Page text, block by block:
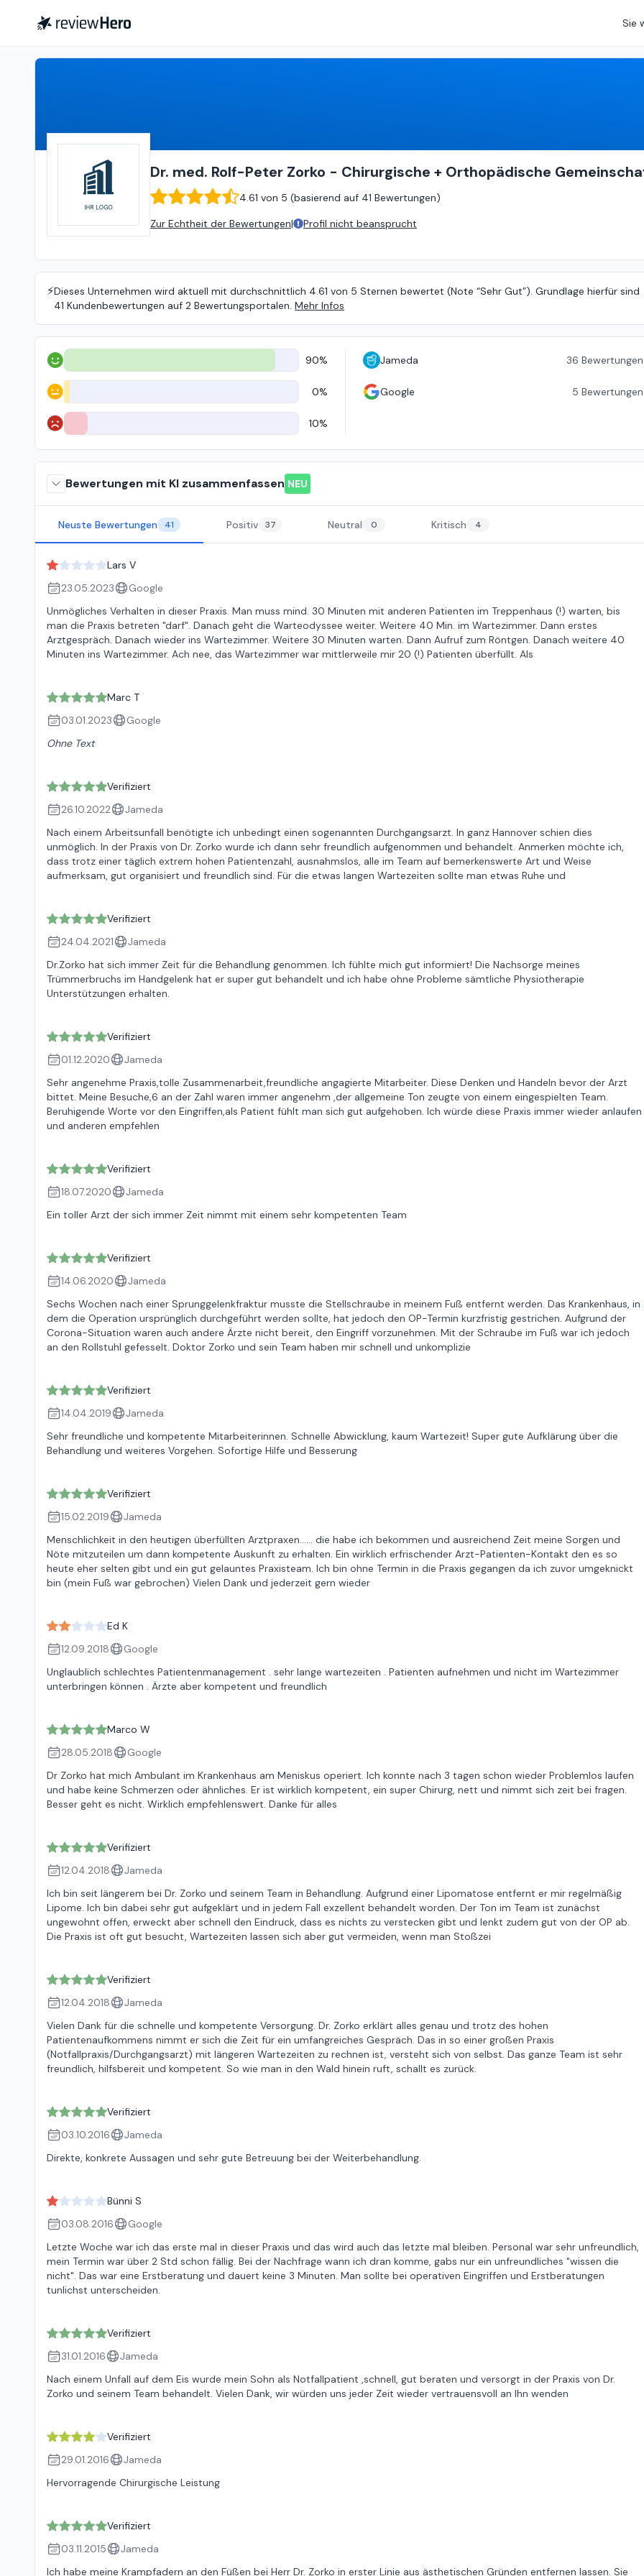
Sie
Dr. med. Rolf-Peter Zorko - Chirurgische + Orthopädische
4.61 von 5 (basierend auf 41 Bewertungen)
Zur Echtheit der Bewertungen| Profil nicht beansprucht
⚡️Dieses Unternehmen wird aktuell mit durchschnittlich 4.61 von 5 Sternen bewertet (Note “Sehr Gut”). Grundlage hierfür sind
41 Kundenbewertungen auf 2 Bewertungsportalen. Mehr Infos
Positiv 90%
Neutral 0%
Negativ 10%
Jameda 36 Bewertungen
Google 5 Bewertungen
Bewertungen mit KI zusammenfassen NEU
Neuste Bewertungen 41 Positiv 37 Neutral 0 Kritisch 4
Lars V
23.05.2023
Google
Unmögliches Verhalten in dieser Praxis. Man muss mind. 30 Minuten mit anderen Patienten im Treppenhaus (!) warten, bis
man die Praxis betreten "darf". Danach geht die Warteodyssee weiter. Weitere 40 Min. im Wartezimmer. Dann erstes
Arztgespräch. Danach wieder ins Wartezimmer. Weitere 30 Minuten warten. Dann Aufruf zum Röntgen. Danach weitere 40
Minuten ins Wartezimmer. Ach nee, das Wartezimmer war mittlerweile mir 20 (!) Patienten überfüllt. Als
Marc T
03.01.2023
Google
Ohne Text
Verifiziert
26.10.2022
Jameda
Nach einem Arbeitsunfall benötigte ich unbedingt einen sogenannten Durchgangsarzt. In ganz Hannover schien dies
unmöglich. In der Praxis von Dr. Zorko wurde ich dann sehr freundlich aufgenommen und behandelt. Anmerken möchte ich,
dass trotz einer täglich extrem hohen Patientenzahl, ausnahmslos, alle im Team auf bemerkenswerte Art und Weise
aufmerksam, gut organisiert und freundlich sind. Für die etwas langen Wartezeiten sollte man etwas Ruhe und
Verifiziert
24.04.2021
Jameda
Dr.Zorko hat sich immer Zeit für die Behandlung genommen. Ich fühlte mich gut informiert! Die Nachsorge meines
Trümmerbruchs im Handgelenk hat er super gut behandelt und ich habe ohne Probleme sämtliche Physiotherapie
Unterstützungen erhalten.
Verifiziert
01.12.2020
Jameda
Sehr angenehme Praxis,tolle Zusammenarbeit,freundliche angagierte Mitarbeiter. Diese Denken und Handeln bevor der Arzt
bittet. Meine Besuche,6 an der Zahl waren immer angenehm ,der allgemeine Ton zeugte von einem eingespielten Team.
Beruhigende Worte vor den Eingriffen,als Patient fühlt man sich gut aufgehoben. Ich würde diese Praxis immer wieder anlaufen
und anderen empfehlen
Verifiziert
18.07.2020
Jameda
Ein toller Arzt der sich immer Zeit nimmt mit einem sehr kompetenten Team
Verifiziert
14.06.2020
Jameda
Sechs Wochen nach einer Sprunggelenkfraktur musste die Stellschraube in meinem Fuß entfernt werden. Das Krankenhaus, in
dem die Operation ursprünglich durchgeführt werden sollte, hat jedoch den OP-Termin kurzfristig gestrichen. Aufgrund der
Corona-Situation waren auch andere Ärzte nicht bereit, den Eingriff vorzunehmen. Mit der Schraube im Fuß war ich jedoch
an den Rollstuhl gefesselt. Doktor Zorko und sein Team haben mir schnell und unkomplizie
Verifiziert
14.04.2019
Jameda
Sehr freundliche und kompetente Mitarbeiterinnen. Schnelle Abwicklung, kaum Wartezeit! Super gute Aufklärung über die
Behandlung und weiteres Vorgehen. Sofortige Hilfe und Besserung
Verifiziert
15.02.2019
Jameda
Menschlichkeit in den heutigen überfüllten Arztpraxen...... die habe ich bekommen und ausreichend Zeit meine Sorgen und
Nöte mitzuteilen um dann kompetente Auskunft zu erhalten. Ein wirklich erfrischender Arzt-Patienten-Kontakt den es so
heute eher selten gibt und ein gut gelauntes Praxisteam. Ich bin ohne Termin in die Praxis gegangen da ich zuvor umgeknickt
bin (mein Fuß war gebrochen) Vielen Dank und jederzeit gern wieder
Ed K
12.09.2018
Google
Unglaublich schlechtes Patientenmanagement . sehr lange wartezeiten . Patienten aufnehmen und nicht im Wartezimmer
unterbringen können . Ärzte aber kompetent und freundlich
Marco W
28.05.2018
Google
Dr Zorko hat mich Ambulant im Krankenhaus am Meniskus operiert. Ich konnte nach 3 tagen schon wieder Problemlos laufen
und habe keine Schmerzen oder ähnliches. Er ist wirklich kompetent, ein super Chirurg, nett und nimmt sich zeit bei fragen.
Besser geht es nicht. Wirklich empfehlenswert. Danke für alles
Verifiziert
12.04.2018
Jameda
Ich bin seit längerem bei Dr. Zorko und seinem Team in Behandlung. Aufgrund einer Lipomatose entfernt er mir regelmäßig
Lipome. Ich bin dabei sehr gut aufgeklärt und in jedem Fall exzellent behandelt worden. Der Ton im Team ist zunächst
ungewohnt offen, erweckt aber schnell den Eindruck, dass es nichts zu verstecken gibt und lenkt zudem gut von der OP ab.
Die Praxis ist oft gut besucht, Wartezeiten lassen sich aber gut vermeiden, wenn man Stoßzei
Verifiziert
12.04.2018
Jameda
Vielen Dank für die schnelle und kompetente Versorgung. Dr. Zorko erklärt alles genau und trotz des hohen
Patientenaufkommens nimmt er sich die Zeit für ein umfangreiches Gespräch. Das in so einer großen Praxis
(Notfallpraxis/Durchgangsarzt) mit längeren Wartezeiten zu rechnen ist, versteht sich von selbst. Das ganze Team ist sehr
freundlich, hilfsbereit und kompetent. So wie man in den Wald hinein ruft, schallt es zurück.
Verifiziert
03.10.2016
Jameda
Direkte, konkrete Aussagen und sehr gute Betreuung bei der Weiterbehandlung.
Bünni S
03.08.2016
Google
Letzte Woche war ich das erste mal in dieser Praxis und das wird auch das letzte mal bleiben. Personal war sehr unfreundlich,
mein Termin war über 2 Std schon fällig. Bei der Nachfrage wann ich dran komme, gabs nur ein unfreundliches "wissen die
nicht". Das war eine Erstberatung und dauert keine 3 Minuten. Man sollte bei operativen Eingriffen und Erstberatungen
tunlichst unterscheiden.
Verifiziert
31.01.2016
Jameda
Nach einem Unfall auf dem Eis wurde mein Sohn als Notfallpatient ,schnell, gut beraten und versorgt in der Praxis von Dr.
Zorko und seinem Team behandelt. Vielen Dank, wir würden uns jeder Zeit wieder vertrauensvoll an Ihn wenden
Verifiziert
29.01.2016
Jameda
Hervorragende Chirurgische Leistung
Verifiziert
03.11.2015
Jameda
Ich habe meine Krampfadern an den Füßen bei Herr Dr. Zorko in erster Linie aus ästhetischen Gründen entfernen lassen. Sie